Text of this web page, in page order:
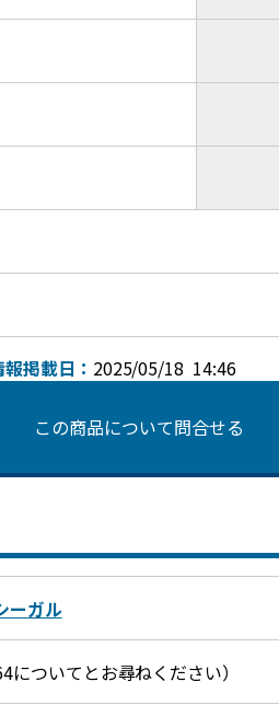
掲載日： 2025/05/18 14:46
この商品について問合せる
ーガル
ついてとお尋ねください）